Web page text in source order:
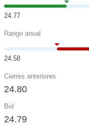
24.77
Rango anual
24.58
Cierres anteriores
24.80
Bid
24.79